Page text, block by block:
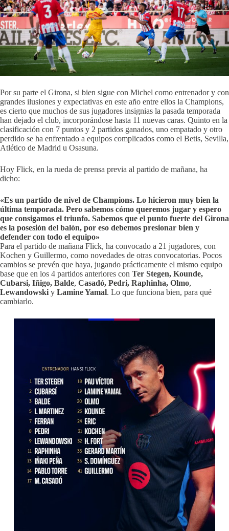
Por su parte el Girona, si bien sigue con Michel como entrenador y con
grandes ilusiones y expectativas en este año entre ellos la Champions,
es cierto que muchos de sus jugadores insignias la pasada temporada
han dejado el club, incorporándose hasta 11 nuevas caras. Quinto en la
clasificación con 7 puntos y 2 partidos ganados, uno empatado y otro
perdido se ha enfrentado a equipos complicados como el Betis, Sevilla,
Atlético de Madrid u Osasuna.
Hoy Flick, en la rueda de prensa previa al partido de mañana, ha
dicho:
«Es un partido de nivel de Champions. Lo hicieron muy bien la
última temporada. Pero sabemos cómo queremos jugar y espero
que consigamos el triunfo. Sabemos que el punto fuerte del Girona
es la posesión del balón, por eso debemos presionar bien y
defender con todo el equipo»
Para el partido de mañana Flick, ha convocado a 21 jugadores, con
Kochen y Guillermo, como novedades de otras convocatorias. Pocos
cambios se prevén que haya, jugando prácticamente el mismo equipo
base que en los 4 partidos anteriores con Ter Stegen, Kounde,
Cubarsi, Iñigo, Balde, Casadó, Pedri, Raphinha, Olmo,
Lewandowski y Lamine Yamal. Lo que funciona bien, para qué
cambiarlo.